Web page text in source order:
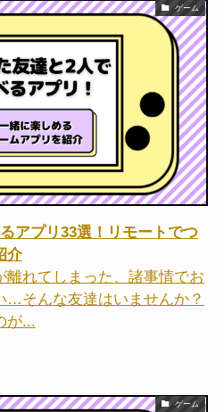
ゲーム
アプリ33選！リモートでつ
介
離れてしまった、諸事情でお
…そんな友達はいませんか？
が...
ゲーム